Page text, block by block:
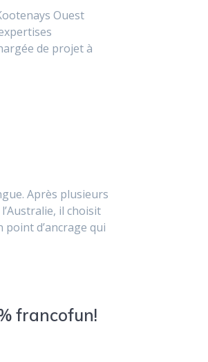
Ouest
de projet à
Après plusieurs
il choisit
point d’ancrage qui
francofun!